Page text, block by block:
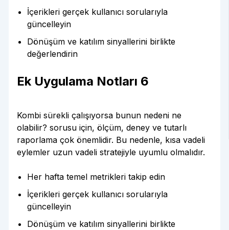
İçerikleri gerçek kullanıcı sorularıyla
güncelleyin
Dönüşüm ve katılım sinyallerini birlikte
değerlendirin
Ek Uygulama Notları 6
Kombi sürekli çalışıyorsa bunun nedeni ne
olabilir? sorusu için, ölçüm, deney ve tutarlı
raporlama çok önemlidir. Bu nedenle, kısa vadeli
eylemler uzun vadeli stratejiyle uyumlu olmalıdır.
Her hafta temel metrikleri takip edin
İçerikleri gerçek kullanıcı sorularıyla
güncelleyin
Dönüşüm ve katılım sinyallerini birlikte